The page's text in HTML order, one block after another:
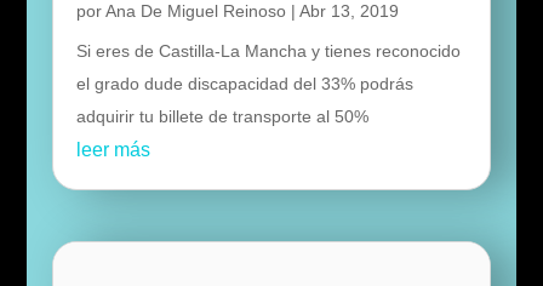
porAna De Miguel Reinoso| Abr 13, 2019
Si eres de Castilla-La Mancha y tienes reconocido
el grado dude discapacidad del 33% podrás
adquirir tu billete de transporte al 50%
leer más